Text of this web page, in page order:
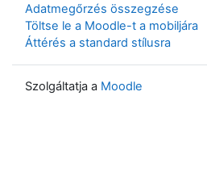
Adatmegőrzés összegzése
Töltse le a Moodle-t a mobiljára
Áttérés a standard stílusra
Szolgáltatja a Moodle